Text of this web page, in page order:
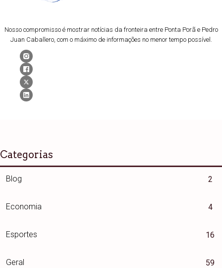
Nosso compromisso é mostrar notícias da fronteira entre Ponta Porã e Pedro
Juan Caballero, com o máximo de informações no menor tempo possível.
Categorias
Blog 2
Economia 4
Esportes 16
Geral 59